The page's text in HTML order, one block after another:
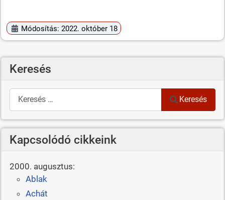
Módosítás: 2022. október 18
Keresés
Keresés
Keresés
Kapcsolódó cikkeink
2000. augusztus:
Ablak
Achát